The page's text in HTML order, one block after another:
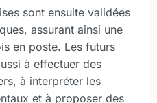
sont ensuite validées
assurant ainsi une
en poste. Les futurs
à effectuer des
à interpréter les
et à proposer des